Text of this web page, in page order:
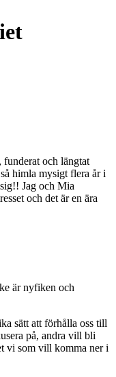
och längtat
himla mysigt flera år i
Jag och Mia
och det är en ära
är nyfiken och
sätt att förhålla oss till
på, andra vill bli
vi som vill komma ner i